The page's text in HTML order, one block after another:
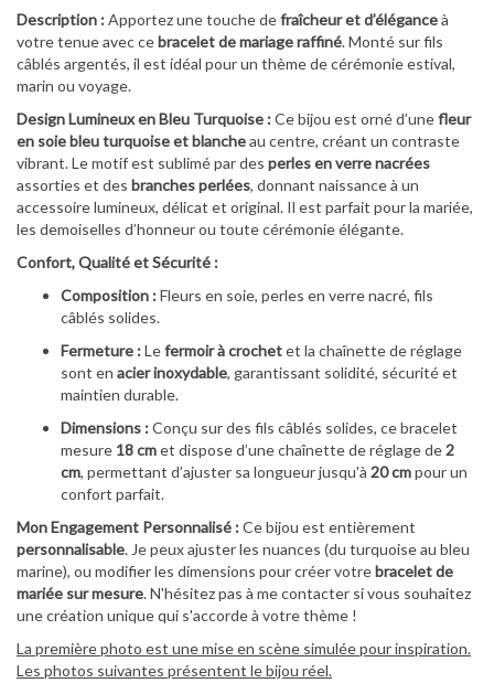
Description :Apportez une touche defraîcheur et d’éléganceà
votre tenue avec cebracelet de mariage raffiné. Monté sur fils
câblés argentés, il est idéal pour un thème de cérémonie estival,
marin ou voyage.
Design Lumineux en Bleu Turquoise :Ce bijou est orné d’unefleur
en soie bleu turquoise et blancheau centre, créant un contraste
vibrant. Le motif est sublimé par des perles en verre nacrées
assorties et des branches perlées, donnant naissance à un
accessoire lumineux, délicat et original. Il est parfait pour la mariée,
les demoiselles d’honneur ou toute cérémonie élégante.
Confort, Qualité et Sécurité :
Composition :Fleurs en soie, perles en verre nacré, fils
câblés solides.
Fermeture :Lefermoir à crochetet la chaînette de réglage
sont en acier inoxydable, garantissant solidité, sécurité et
maintien durable.
Dimensions :Conçu sur des fils câblés solides, ce bracelet
mesure 18 cmet dispose d’une chaînette de réglage de2
cm, permettant d’ajuster sa longueur jusqu'à 20 cmpour un
confort parfait.
Mon Engagement Personnalisé :Ce bijou est entièrement
personnalisable. Je peux ajuster les nuances (du turquoise au bleu
marine), ou modifier les dimensions pour créer votrebracelet de
mariée sur mesure. N'hésitez pas à me contacter si vous souhaitez
une création unique qui s'accorde à votre thème !
La première photo est une mise en scène simulée pour inspiration.
Les photos suivantes présentent le bijou réel.